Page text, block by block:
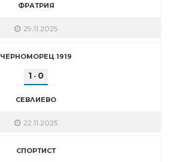
ФРАТРИЯ
29.11.2025
ЧЕРНОМОРЕЦ 1919
1 - 0
СЕВЛИЕВО
22.11.2025
СПОРТИСТ